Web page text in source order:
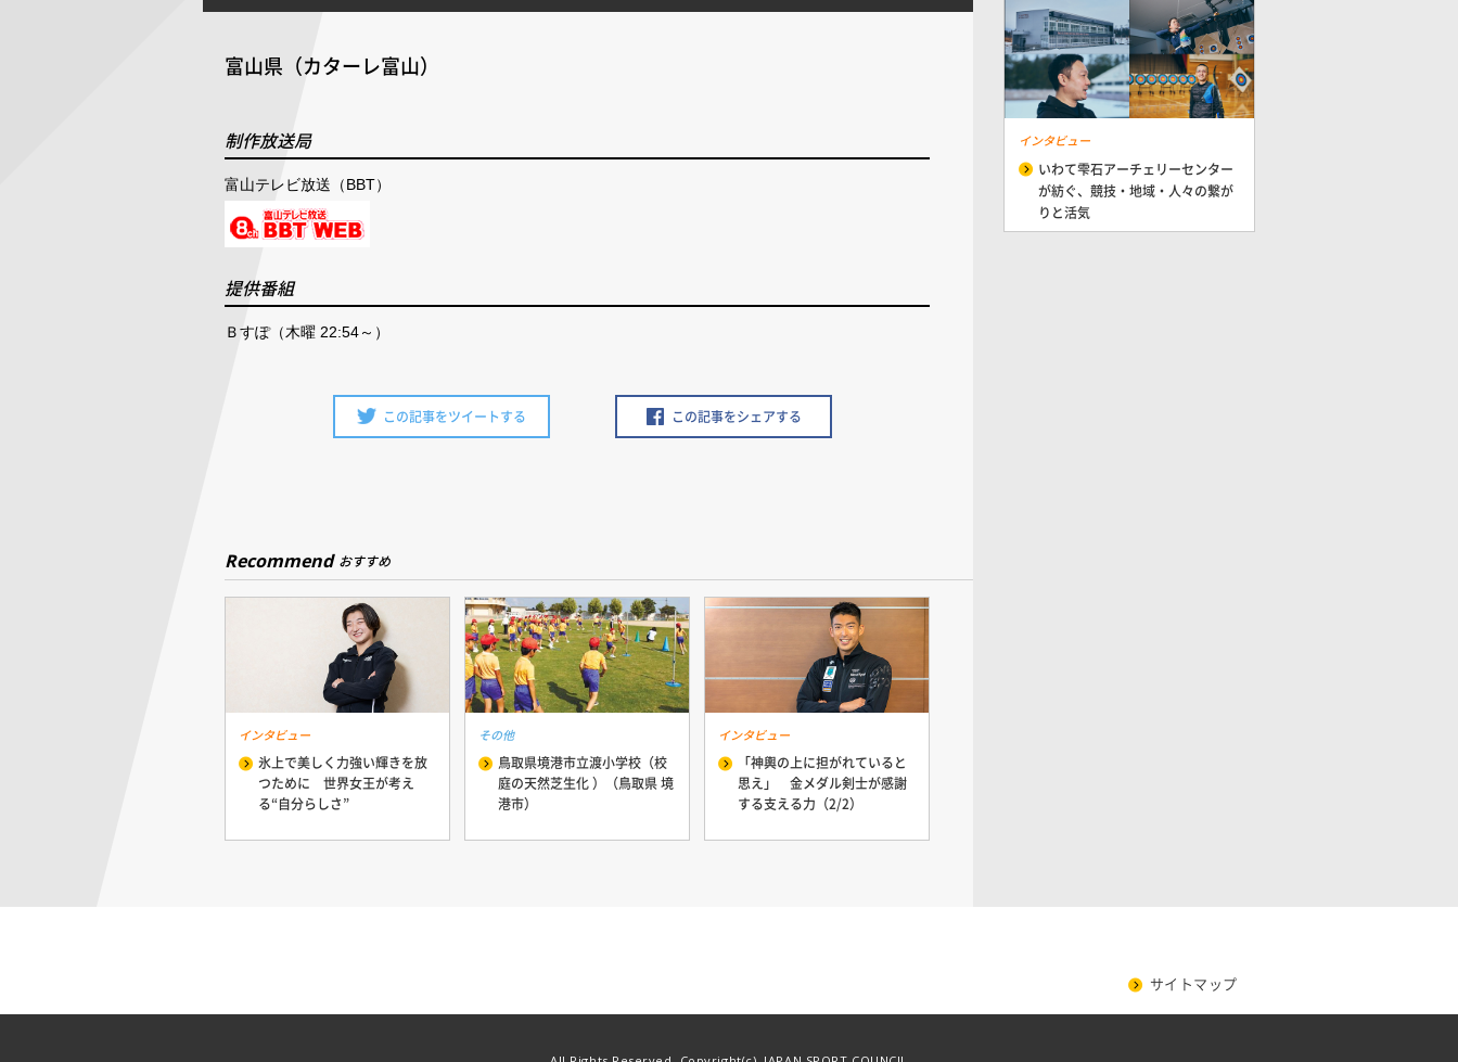
富山県（カターレ富山）
制作放送局
富山テレビ放送（BBT）
提供番組
Ｂすぽ（木曜 22:54～）
この記事をツイートする この記事をシェアする
インタビュー
いわて雫石アーチェリーセンター
が紡ぐ、競技・地域・人々の繋が
りと活気
Recommend おすすめ
インタビュー
氷上で美しく力強い輝きを放
つために 世界女王が考え
る“自分らしさ”
その他
鳥取県境港市立渡小学校（校
庭の天然芝生化 ）（鳥取県 境
港市）
インタビュー
「神輿の上に担がれていると
思え」 金メダル剣士が感謝
する支える力（2/2）
サイトマップ